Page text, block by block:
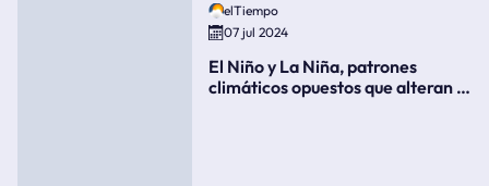
elTiempo
07 jul 2024
El Niño y La Niña, patrones
climáticos opuestos que alteran la